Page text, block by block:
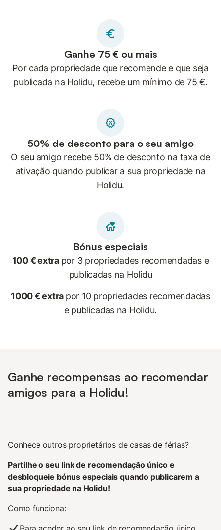
Ganhe 75 € ou mais
Por cada propriedade que recomende e que seja
publicada na Holidu, recebe um mínimo de 75 €.
50% de desconto para o seu amigo
O seu amigo recebe 50% de desconto na taxa de
ativação quando publicar a sua propriedade na
Holidu.
Bónus especiais
100 € extra por 3 propriedades recomendadas e
publicadas na Holidu
1000 € extra por 10 propriedades recomendadas
e publicadas na Holidu.
Ganhe recompensas ao recomendar
amigos para a Holidu!
Conhece outros proprietários de casas de férias?
Partilhe o seu link de recomendação único e
desbloqueie bónus especiais quando publicarem a
sua propriedade na Holidu!
Como funciona:
Para aceder ao seu link de recomendação único,